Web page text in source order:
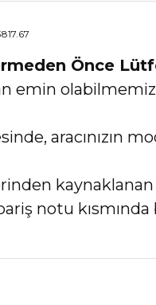
Önce
olabilmemiz
notu